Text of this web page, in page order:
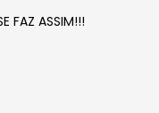
FAZ ASSIM!!!